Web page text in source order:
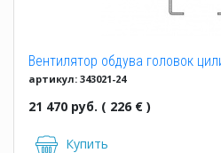
Вентилятор обдува головок
(343021-24)
артикул: 343021-24
21 470 руб. ( 226 € )
Купить